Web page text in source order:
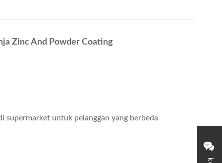
Zinc And Powder Coating
supermarket untuk pelanggan yang berbeda